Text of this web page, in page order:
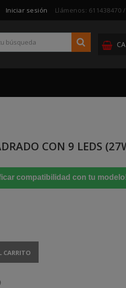
Iniciar sesión Llámenos: 611438470
CON 9 LEDS
compatibilidad con tu
CARRITO